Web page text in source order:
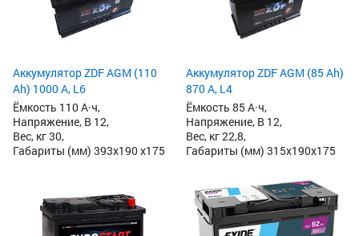
Аккумулятор ZDF AGM (110
Ah) 1000 А, L6
Ёмкость 110 А·ч,
Напряжение, В 12,
Вес, кг 30,
Габариты (мм) 393x190 x175
Аккумулятор ZDF AGM (85 Ah)
870 А, L4
Ёмкость 85 А·ч,
Напряжение, В 12,
Вес, кг 22,8,
Габариты (мм) 315x190x175